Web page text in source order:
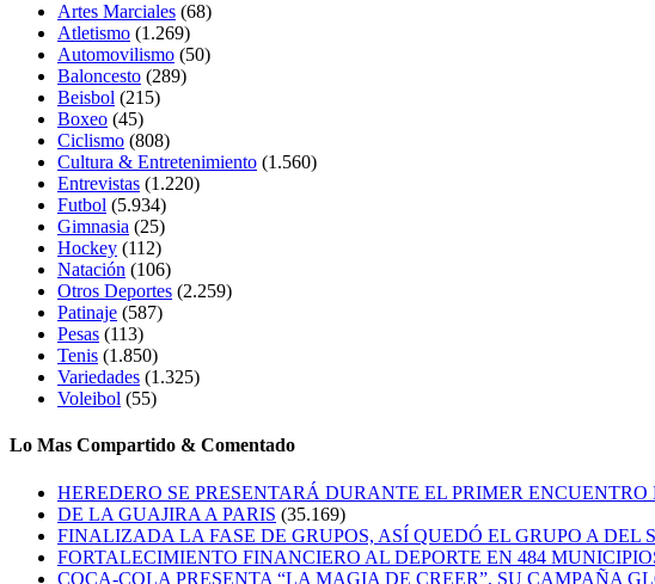
Artes Marciales (68)
Atletismo (1.269)
Automovilismo (50)
Baloncesto (289)
Beisbol (215)
Boxeo (45)
Ciclismo (808)
Cultura & Entretenimiento (1.560)
Entrevistas (1.220)
Futbol (5.934)
Gimnasia (25)
Hockey (112)
Natación (106)
Otros Deportes (2.259)
Patinaje (587)
Pesas (113)
Tenis (1.850)
Variedades (1.325)
Voleibol (55)
Lo Mas Compartido & Comentado
HEREDERO SE PRESENTARÁ DURANTE EL PRIMER
DE LA GUAJIRA A PARIS (35.169)
FINALIZADA LA FASE DE GRUPOS, ASÍ QUEDÓ EL GRUPO A DEL
FORTALECIMIENTO FINANCIERO AL DEPORTE EN 484
COCA-COLA PRESENTA “LA MAGIA DE CREER”, SU CAMPAÑA